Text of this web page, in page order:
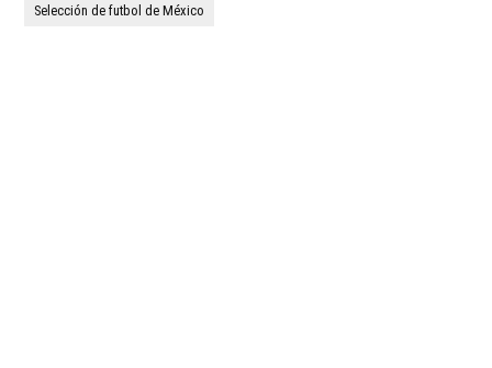
Selección de futbol de México